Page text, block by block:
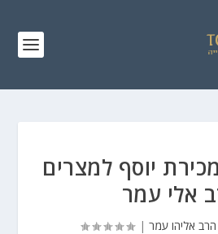
יוסף למצרים
אלי עמר
הרב אליהו עמר |